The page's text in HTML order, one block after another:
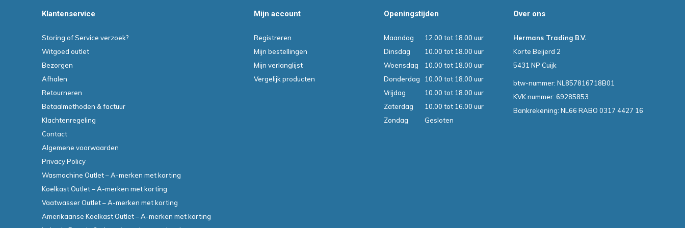
Klantenservice
Storing of Service verzoek?
Witgoed outlet
Bezorgen
Afhalen
Retourneren
Betaalmethoden & factuur
Klachtenregeling
Contact
Algemene voorwaarden
Privacy Policy
Wasmachine Outlet – A-merken met korting
Koelkast Outlet – A-merken met korting
Vaatwasser Outlet – A-merken met korting
Amerikaanse Koelkast Outlet – A-merken met korting
Mijn account
Registreren
Mijn bestellingen
Mijn verlanglijst
Vergelijk producten
Openingstijden
Maandag
12.00 tot 18.00 uur
Dinsdag
10.00 tot 18.00 uur
Woensdag
10.00 tot 18.00 uur
Donderdag
10.00 tot 18.00 uur
Vrijdag
10.00 tot 18.00 uur
Zaterdag
10.00 tot 16.00 uur
Zondag
Gesloten
Over ons
Hermans Trading B.V.
Korte Beijerd 2
5431 NP Cuijk
btw-nummer: NL857816718B01
KVK nummer: 69285853
Bankrekening: NL66 RABO 0317 4427 16